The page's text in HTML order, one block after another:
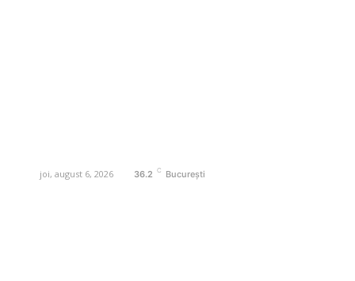
joi, august 6, 2026 36.2 C București